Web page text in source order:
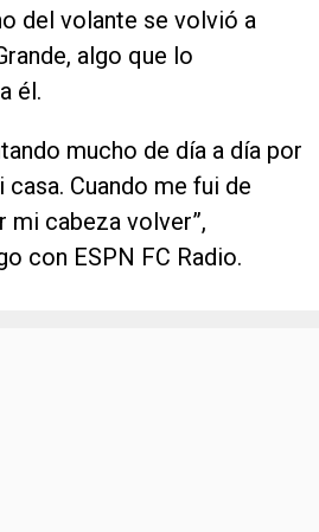
del volante se volvió a
algo que lo
él.
mucho de día a día por
Cuando me fui de
mi cabeza volver”,
con ESPN FC Radio.